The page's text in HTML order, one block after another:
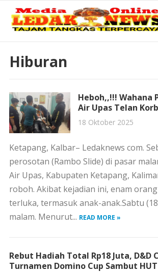
Hiburan
Heboh,,!!! Wahana
Air Upas Telan
18 Oktober 2025
Ketapang, Kalbar– Ledaknews com.
perosotan (Rambo Slide) di pasar
Air Upas, Kabupaten Ketapang,
roboh. Akibat kejadian ini, enam
terluka, termasuk anak-anak.Sabtu
malam. Menurut... READ MORE »
Rebut Hadiah Total Rp18 Juta, D&D
Turnamen Domino Cup Sambut HUT